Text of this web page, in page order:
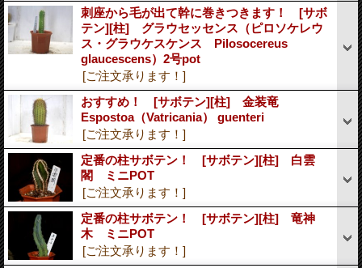
刺座から毛が出て幹に巻きつきます！ [サボ
テン][柱] グラウセッセンス（ピロソケレウ
ス・グラウケスケンス Pilosocereus
glaucescens）2号pot
[ご注文承ります！]
おすすめ！ [サボテン][柱] 金装竜
Espostoa（Vatricania） guenteri
[ご注文承ります！]
定番の柱サボテン！ [サボテン][柱] 白雲
閣 ミニPOT
[ご注文承ります！]
定番の柱サボテン！ [サボテン][柱] 竜神
木 ミニPOT
[ご注文承ります！]